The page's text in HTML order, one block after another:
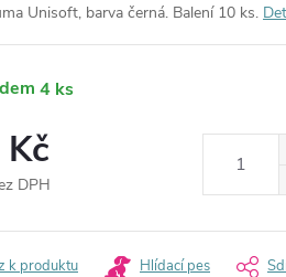
Unisoft, barva černá. Balení 10 ks.
4 ks
DPH
k produktu Hlídací pes